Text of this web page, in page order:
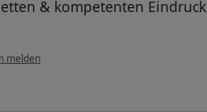
& kompetenten Eindruck
melden